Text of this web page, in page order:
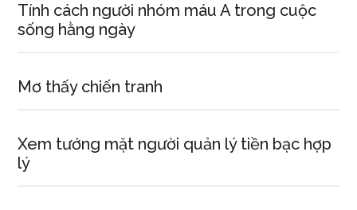
Tính cách người nhóm máu A trong cuộc
sống hằng ngày
Mơ thấy chiến tranh
Xem tướng mặt người quản lý tiền bạc hợp
lý